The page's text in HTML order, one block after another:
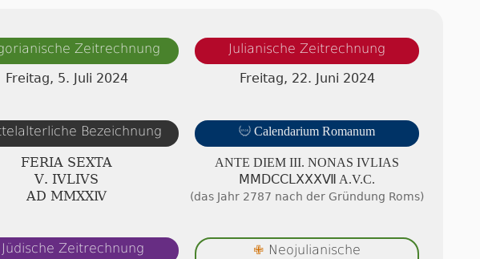
Zeitrechnung
Freitag, 5. Juli 2024
Julianische Zeitrechnung
Freitag, 22. Juni 2024
Bezeichnung
FERIA SEXTA
Ⅴ. IVLIVS
AD ⅯⅯⅩⅩⅣ
 Calendarium Romanum
ANTE DIEM III. NONAS IVLIAS
ⅯⅯⅮⅭⅭⅬⅩⅩⅩⅦ A.V.C.
(das Jahr 2787 nach der Gründung Roms)
Jüdische Zeitrechnung ✙ Neojulianische